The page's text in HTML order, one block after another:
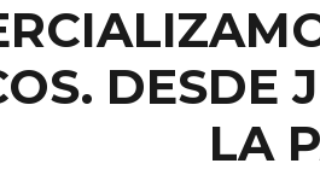
DESDE
LA